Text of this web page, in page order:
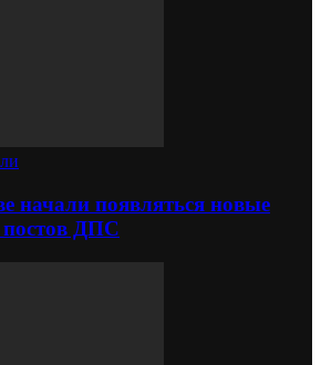
начали появляться новые
ДПС